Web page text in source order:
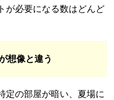
が必要になる数はどんど
想像と違う
定の部屋が暗い、夏場に